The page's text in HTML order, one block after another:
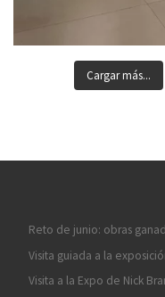
Cargar más...
Reto de junio: obras
Visita guiada a la
Visita a la Expo de Nick